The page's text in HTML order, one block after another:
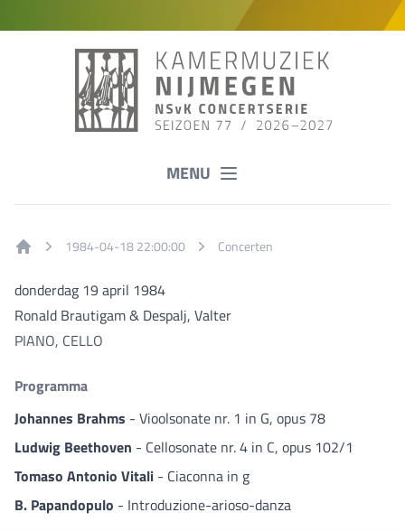
MENU
1984-04-18 22:00:00 Concerten
donderdag 19 april 1984
Ronald Brautigam & Despalj, Valter
PIANO, CELLO
Programma
Johannes Brahms - Vioolsonate nr. 1 in G, opus 78
Ludwig Beethoven - Cellosonate nr. 4 in C, opus 102/1
Tomaso Antonio Vitali - Ciaconna in g
B. Papandopulo - Introduzione-arioso-danza